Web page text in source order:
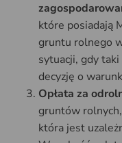
które posiadają
gruntu rolnego
sytuacji, gdy
decyzję o
Opłata za
gruntów
która jest